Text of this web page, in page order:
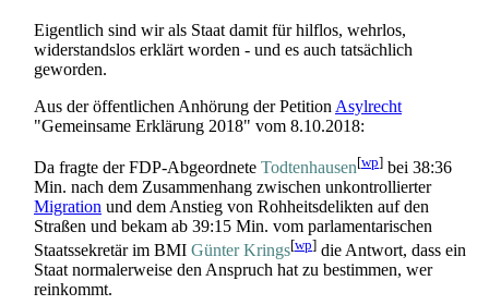
Eigentlich sind wir als Staat damit für hilflos, wehrlos,
widerstandslos erklärt worden - und es auch tatsächlich
geworden.
Aus der öffentlichen Anhörung der Petition Asylrecht
"Gemeinsame Erklärung 2018" vom 8.10.2018:
Da fragte der FDP-Abgeordnete Todtenhausen[wp] bei 38:36
Min. nach dem Zusammenhang zwischen unkontrollierter
Migration und dem Anstieg von Rohheits­delikten auf den
Straßen und bekam ab 39:15 Min. vom parlamentarischen
Staats­sekretär im BMI Günter Krings[wp] die Antwort, dass ein
Staat normalerweise den Anspruch hat zu bestimmen, wer
reinkommt.